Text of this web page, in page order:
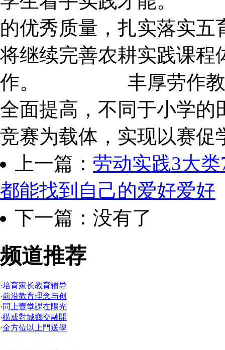
的优秀质量，扎实落实
将继续完善农耕实践课程
作。 丰厚劳作教育
全面提高，不同于小学的
竞赛为载体，实现以赛促
上一篇： 劳动实践3大
都能找到自己的爱好爱好
下一篇：没有了
频道推荐
·培育家长教育辅导
·前沿教育理念与创
·同上壹堂課在陽光
·構成對城鄉交融開
·全方位以上門送學